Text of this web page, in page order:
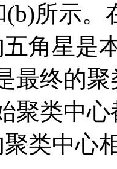
(b)所示
角星是
最终的
聚类中
类中心